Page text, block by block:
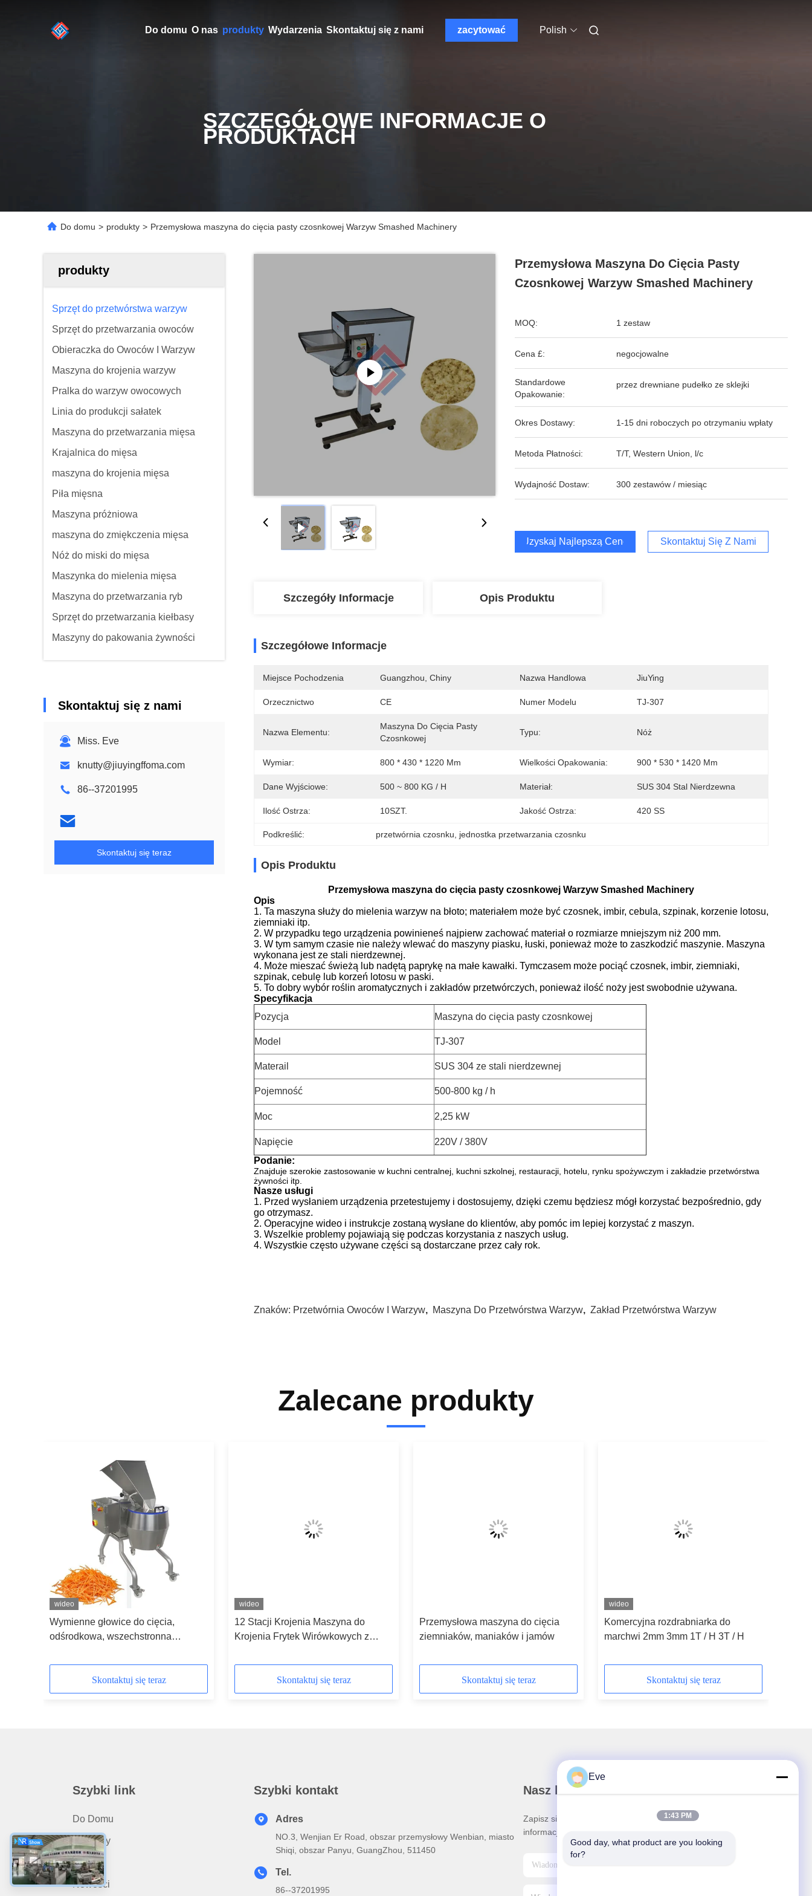
Do domu O nas produkty Wydarzenia Skontaktuj się z nami zacytować Polish
SZCZEGÓŁOWE INFORMACJE O
PRODUKTACH
Do domu > produkty > Przemysłowa maszyna do cięcia pasty czosnkowej Warzyw Smashed Machinery
produkty
Sprzęt do przetwórstwa warzyw
Sprzęt do przetwarzania owoców
Obieraczka do Owoców I Warzyw
Maszyna do krojenia warzyw
Pralka do warzyw owocowych
Linia do produkcji sałatek
Maszyna do przetwarzania mięsa
Krajalnica do mięsa
maszyna do krojenia mięsa
Piła mięsna
Maszyna próżniowa
maszyna do zmiękczenia mięsa
Nóż do miski do mięsa
Maszynka do mielenia mięsa
Maszyna do przetwarzania ryb
Sprzęt do przetwarzania kiełbasy
Maszyny do pakowania żywności
Skontaktuj się z nami
Miss. Eve
knutty@jiuyingffoma.com
86--37201995
Skontaktuj się teraz
Przemysłowa Maszyna Do Cięcia Pasty
Czosnkowej Warzyw Smashed Machinery
MOQ: 1 zestaw
Cena £: negocjowalne
Standardowe
Opakowanie:
przez drewniane pudełko ze sklejki
Okres Dostawy: 1-15 dni roboczych po otrzymaniu wpłaty
Metoda Płatności: T/T, Western Union, l/c
Wydajność Dostaw: 300 zestawów / miesiąc
Uzyskaj Najlepszą Cenę Skontaktuj Się Z Nami
Szczegóły Informacje Opis Produktu
Szczegółowe Informacje
Miejsce Pochodzenia Guangzhou, Chiny Nazwa Handlowa JiuYing
Orzecznictwo CE Numer Modelu TJ-307
Nazwa Elementu:
Maszyna Do Cięcia Pasty
Czosnkowej
Typu: Nóż
Wymiar: 800 * 430 * 1220 Mm Wielkości Opakowania: 900 * 530 * 1420 Mm
Dane Wyjściowe: 500 ~ 800 KG / H Materiał: SUS 304 Stal Nierdzewna
Ilość Ostrza: 10SZT. Jakość Ostrza: 420 SS
Podkreślić: przetwórnia czosnku jednostka przetwarzania czosnku
Opis Produktu
Przemysłowa maszyna do cięcia pasty czosnkowej Warzyw Smashed Machinery
Opis
1. Ta maszyna służy do mielenia warzyw na błoto; materiałem może być czosnek, imbir, cebula, szpinak, korzenie lotosu,
ziemniaki itp.
2. W przypadku tego urządzenia powinieneś najpierw zachować materiał o rozmiarze mniejszym niż 200 mm.
3. W tym samym czasie nie należy wlewać do maszyny piasku, łuski, ponieważ może to zaszkodzić maszynie. Maszyna
wykonana jest ze stali nierdzewnej.
4. Może mieszać świeżą lub nadętą paprykę na małe kawałki. Tymczasem może pociąć czosnek, imbir, ziemniaki,
szpinak, cebulę lub korzeń lotosu w paski.
5. To dobry wybór roślin aromatycznych i zakładów przetwórczych, ponieważ ilość noży jest swobodnie używana.
Specyfikacja
Pozycja
Maszyna do cięcia pasty czosnkowej
Model TJ-307
Materail SUS 304 ze stali nierdzewnej
Pojemność 500-800 kg / h
Moc 2,25 kW
Napięcie
220V / 380V
Podanie:
Znajduje szerokie zastosowanie w kuchni centralnej, kuchni szkolnej, restauracji, hotelu, rynku spożywczym i zakładzie przetwórstwa
żywności itp.
Nasze usługi
1. Przed wysłaniem urządzenia przetestujemy i dostosujemy, dzięki czemu będziesz mógł korzystać bezpośrednio, gdy
go otrzymasz.
2. Operacyjne wideo i instrukcje zostaną wysłane do klientów, aby pomóc im lepiej korzystać z maszyn.
3. Wszelkie problemy pojawiają się podczas korzystania z naszych usług.
4. Wszystkie często używane części są dostarczane przez cały rok.
Znaków: Przetwórnia Owoców I Warzyw, Maszyna Do Przetwórstwa Warzyw, Zakład Przetwórstwa Warzyw
Zalecane produkty
wideo
Wymienne głowice do cięcia,
odśrodkowa, wszechstronna
żywności
Skontaktuj się teraz
wideo
12 Stacji Krojenia Maszyna do
Krojenia Frytek Wirówkowych z
Skontaktuj się teraz
Przemysłowa maszyna do cięcia
ziemniaków, maniaków i jamów
Skontaktuj się teraz
wideo
Komercyjna rozdrabniarka do
marchwi 2mm 3mm 1T / H 3T / H
Skontaktuj się teraz
Szybki link
Do Domu
Produkty
O Nas
Nowości
Szybki kontakt
Adres
NO.3, Wenjian Er Road, obszar przemysłowy Wenbian, miasto
Shiqi, obszar Panyu, GuangZhou, 511450
Tel.
86--37201995
Nasz biuletyn
Zapisz się do naszego biuletynu z rabatami i innymi
informacjami.
Eve
1:43 PM
Good day, what product are you looking
for?